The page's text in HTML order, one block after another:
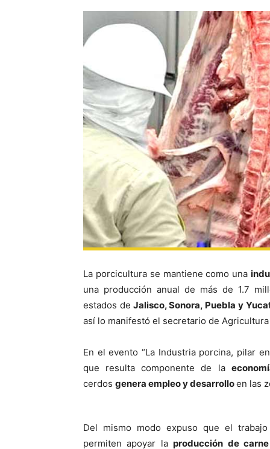
La porcicultura se mantiene como una
una producción anual de más de 1.7
estados de Jalisco, Sonora, Puebla y
así lo manifestó el secretario de
En el evento “La Industria porcina, pilar
que resulta componente de la
cerdos genera empleo y desarrolloen las
Del mismo modo expuso que el
permiten apoyar laproducción de